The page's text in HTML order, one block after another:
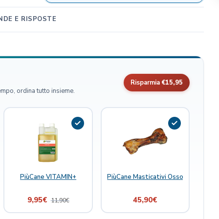
E RISPOSTE
ordina tutto insieme.
Risparmia €15,95
Joint Boost 300 ml
PiùCane VITAMIN+
9,95€ 11,90€
PiùCane Masticativi Osso di Manzo
45,90€